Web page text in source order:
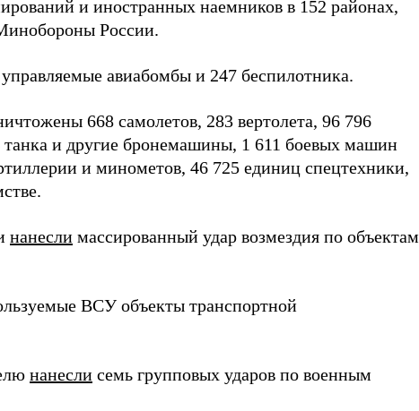
и иностранных наемников в 152 районах,
России.
авиабомбы и 247 беспилотника.
668 самолетов, 283 вертолета, 96 796
танка и другие бронемашины, 1 611 боевых машин
и минометов, 46 725 единиц спецтехники,
нанесли массированный удар возмездия по объектам
ВСУ объекты транспортной
нанесли семь групповых ударов по военным